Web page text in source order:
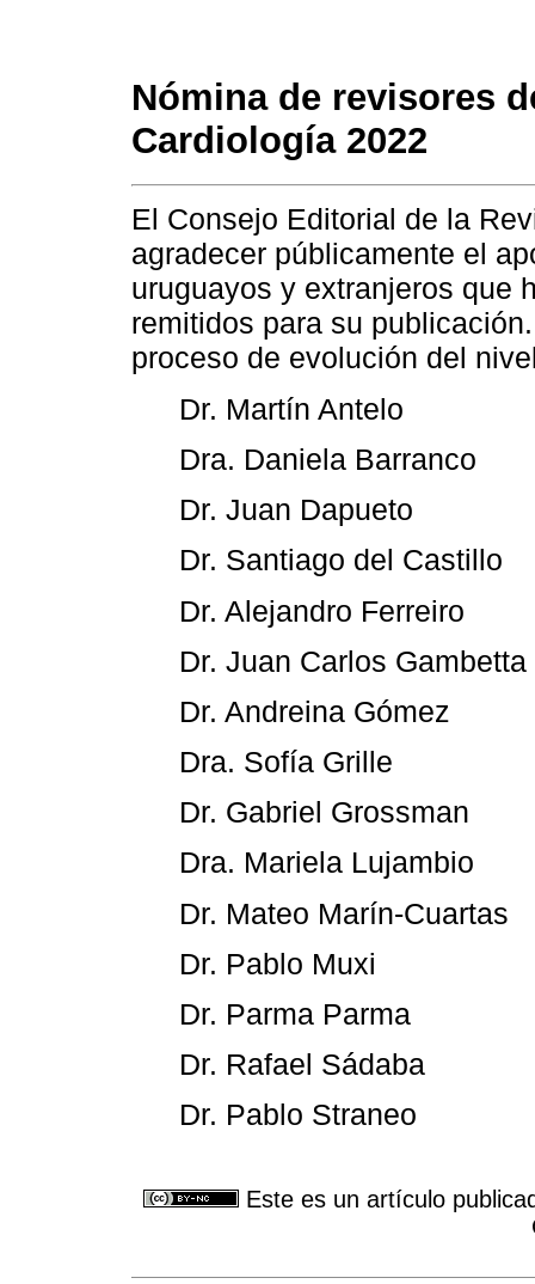
Nómina de revisores
Cardiología 2022
El Consejo Editorial de la
agradecer públicamente el
uruguayos y extranjeros que
remitidos para su
proceso de evolución del
Dr. Martín Antelo
Dra. Daniela Barranco
Dr. Juan Dapueto
Dr. Santiago del Castillo
Dr. Alejandro Ferreiro
Dr. Juan Carlos Gambetta
Dr. Andreina Gómez
Dra. Sofía Grille
Dr. Gabriel Grossman
Dra. Mariela Lujambio
Dr. Mateo Marín-Cuartas
Dr. Pablo Muxi
Dr. Parma Parma
Dr. Rafael Sádaba
Dr. Pablo Straneo
Este es un artículo